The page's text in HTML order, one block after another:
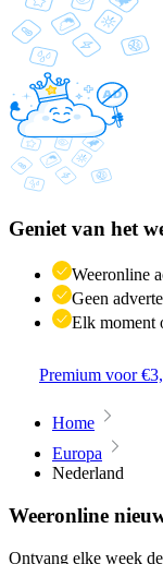
Geniet van het
Weeronline
Geen
Elk moment
Premium voor
Home
Europa
Nederland
Weeronline
Ontvang elke week